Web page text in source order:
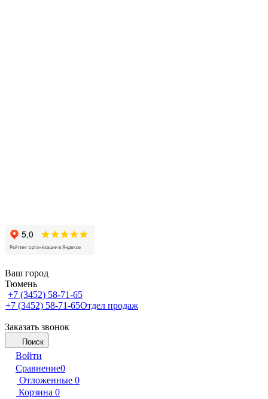
Ваш город
Тюмень
+7 (3452) 58-71-65
+7 (3452) 58-71-65Отдел продаж
Заказать звонок
Поиск
Войти
Сравнение0
Отложенные 0
Корзина 0